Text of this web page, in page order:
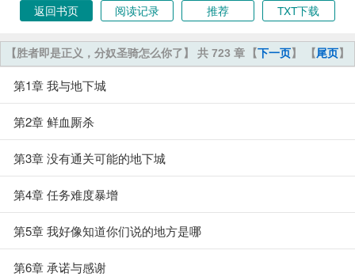
返回书页
阅读记录 推荐 TXT下载
【下一页】 【尾页】
【胜者即是正义，分奴圣骑怎么你了】 共 723 章
第1章 我与地下城
第2章 鲜血厮杀
第3章 没有通关可能的地下城
第4章 任务难度暴增
第5章 我好像知道你们说的地方是哪
第6章 承诺与感谢